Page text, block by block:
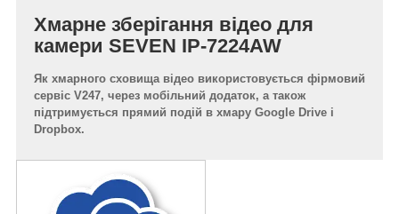
Хмарне зберігання відео для
камери SEVEN IP-7224AW
Як хмарного сховища відео використовується фірмовий
сервіс V247, через мобільний додаток, а також
підтримується прямий подій в хмару Google Drive і
Dropbox.